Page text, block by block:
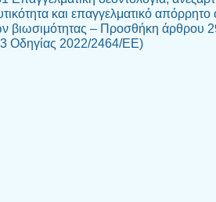
και επαγγελματικό
βιωσιμότητας – Προσθήκη άρθρου
Οδηγίας 2022/2464/ΕΕ)